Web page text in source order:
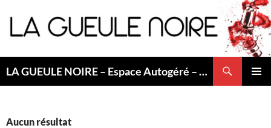
au
contenu
LA GUEULE NOIRE – Espace Autogéré – Saint Etienne
Aucun résultat